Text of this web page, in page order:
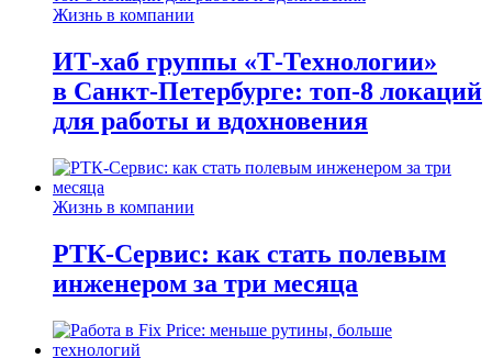
Жизнь в компании
ИТ-хаб группы «Т-Технологии»
в Санкт-Петербурге: топ-8 локаций
для работы и вдохновения
Жизнь в компании
РТК-Сервис: как стать полевым
инженером за три месяца